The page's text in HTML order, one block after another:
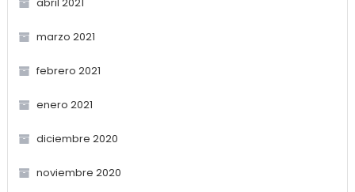
marzo 2021
febrero 2021
enero 2021
diciembre 2020
noviembre 2020